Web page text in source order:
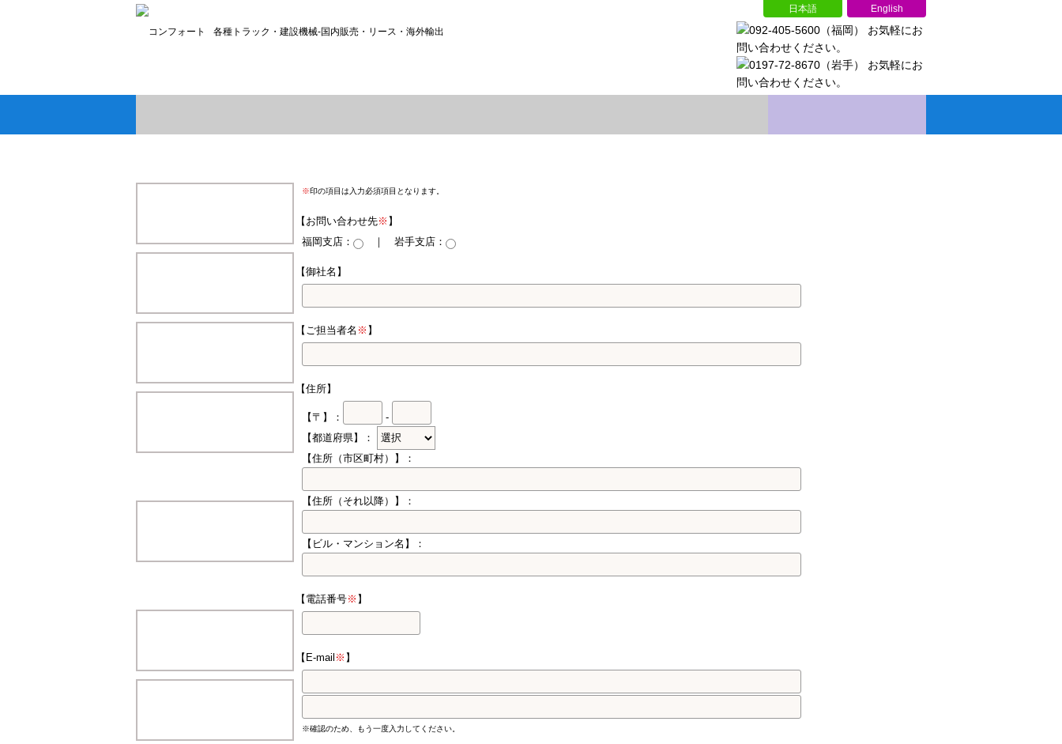
各種トラック・建設機械-国内販売・リース・海外輸出
English
日本語
※印の項目は入力必須項目となります。
【お問い合わせ先※ 】
福岡支店：
｜ 岩手支店：
【御社名】
【ご担当者名 ※ 】
【住所】
【〒】：
-
【都道府県】：
【住所（市区町村）】：
【住所（それ以降）】：
【ビル・マンション名】：
【電話番号※ 】
【E-mail ※ 】
※確認のため、もう一度入力してください。